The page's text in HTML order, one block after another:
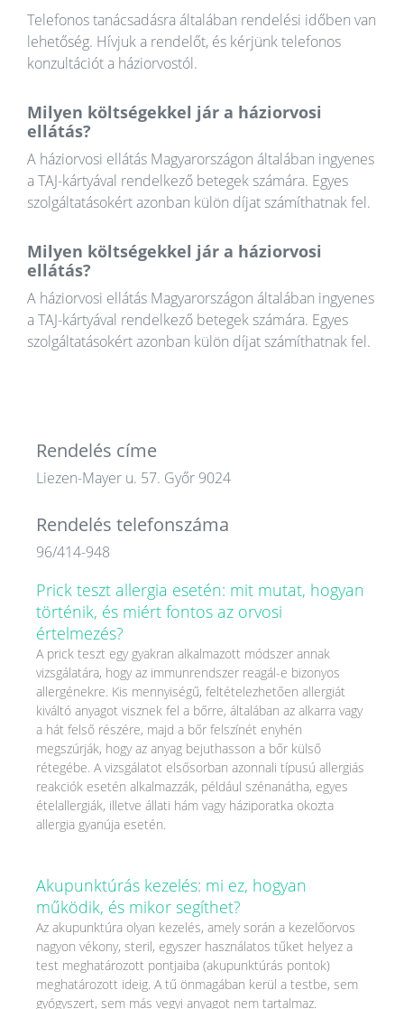
Telefonos tanácsadásra általában rendelési időben van
lehetőség. Hívjuk a rendelőt, és kérjünk telefonos
konzultációt a háziorvostól.
Milyen költségekkel jár a háziorvosi
ellátás?
A háziorvosi ellátás Magyarországon általában ingyenes
a TAJ-kártyával rendelkező betegek számára. Egyes
szolgáltatásokért azonban külön díjat számíthatnak fel.
Milyen költségekkel jár a háziorvosi
ellátás?
A háziorvosi ellátás Magyarországon általában ingyenes
a TAJ-kártyával rendelkező betegek számára. Egyes
szolgáltatásokért azonban külön díjat számíthatnak fel.
Rendelés címe
Liezen-Mayer u. 57. Győr 9024
Rendelés telefonszáma
96/414-948
Prick teszt allergia esetén: mit mutat, hogyan
történik, és miért fontos az orvosi
értelmezés?
A prick teszt egy gyakran alkalmazott módszer annak
vizsgálatára, hogy az immunrendszer reagál-e bizonyos
allergénekre. Kis mennyiségű, feltételezhetően allergiát
kiváltó anyagot visznek fel a bőrre, általában az alkarra vagy
a hát felső részére, majd a bőr felszínét enyhén
megszúrják, hogy az anyag bejuthasson a bőr külső
rétegébe. A vizsgálatot elsősorban azonnali típusú allergiás
reakciók esetén alkalmazzák, például szénanátha, egyes
ételallergiák, illetve állati hám vagy háziporatka okozta
allergia gyanúja esetén.
Akupunktúrás kezelés: mi ez, hogyan
működik, és mikor segíthet?
Az akupunktúra olyan kezelés, amely során a kezelőorvos
nagyon vékony, steril, egyszer használatos tűket helyez a
test meghatározott pontjaiba (akupunktúrás pontok)
meghatározott ideig. A tű önmagában kerül a testbe, sem
gyógyszert, sem más vegyi anyagot nem tartalmaz.